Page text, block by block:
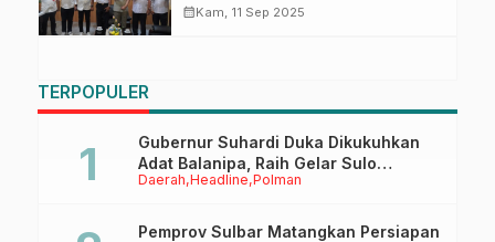
Tanah Pemprov
calendar_monthKam, 11 Sep 2025
TERPOPULER
Daerah Headline Polman
Gubernur Suhardi Duka Dikukuhkan
Adat Balanipa, Raih Gelar Sulo
Tappidena
Pemprov Sulbar Matangkan Persiapan